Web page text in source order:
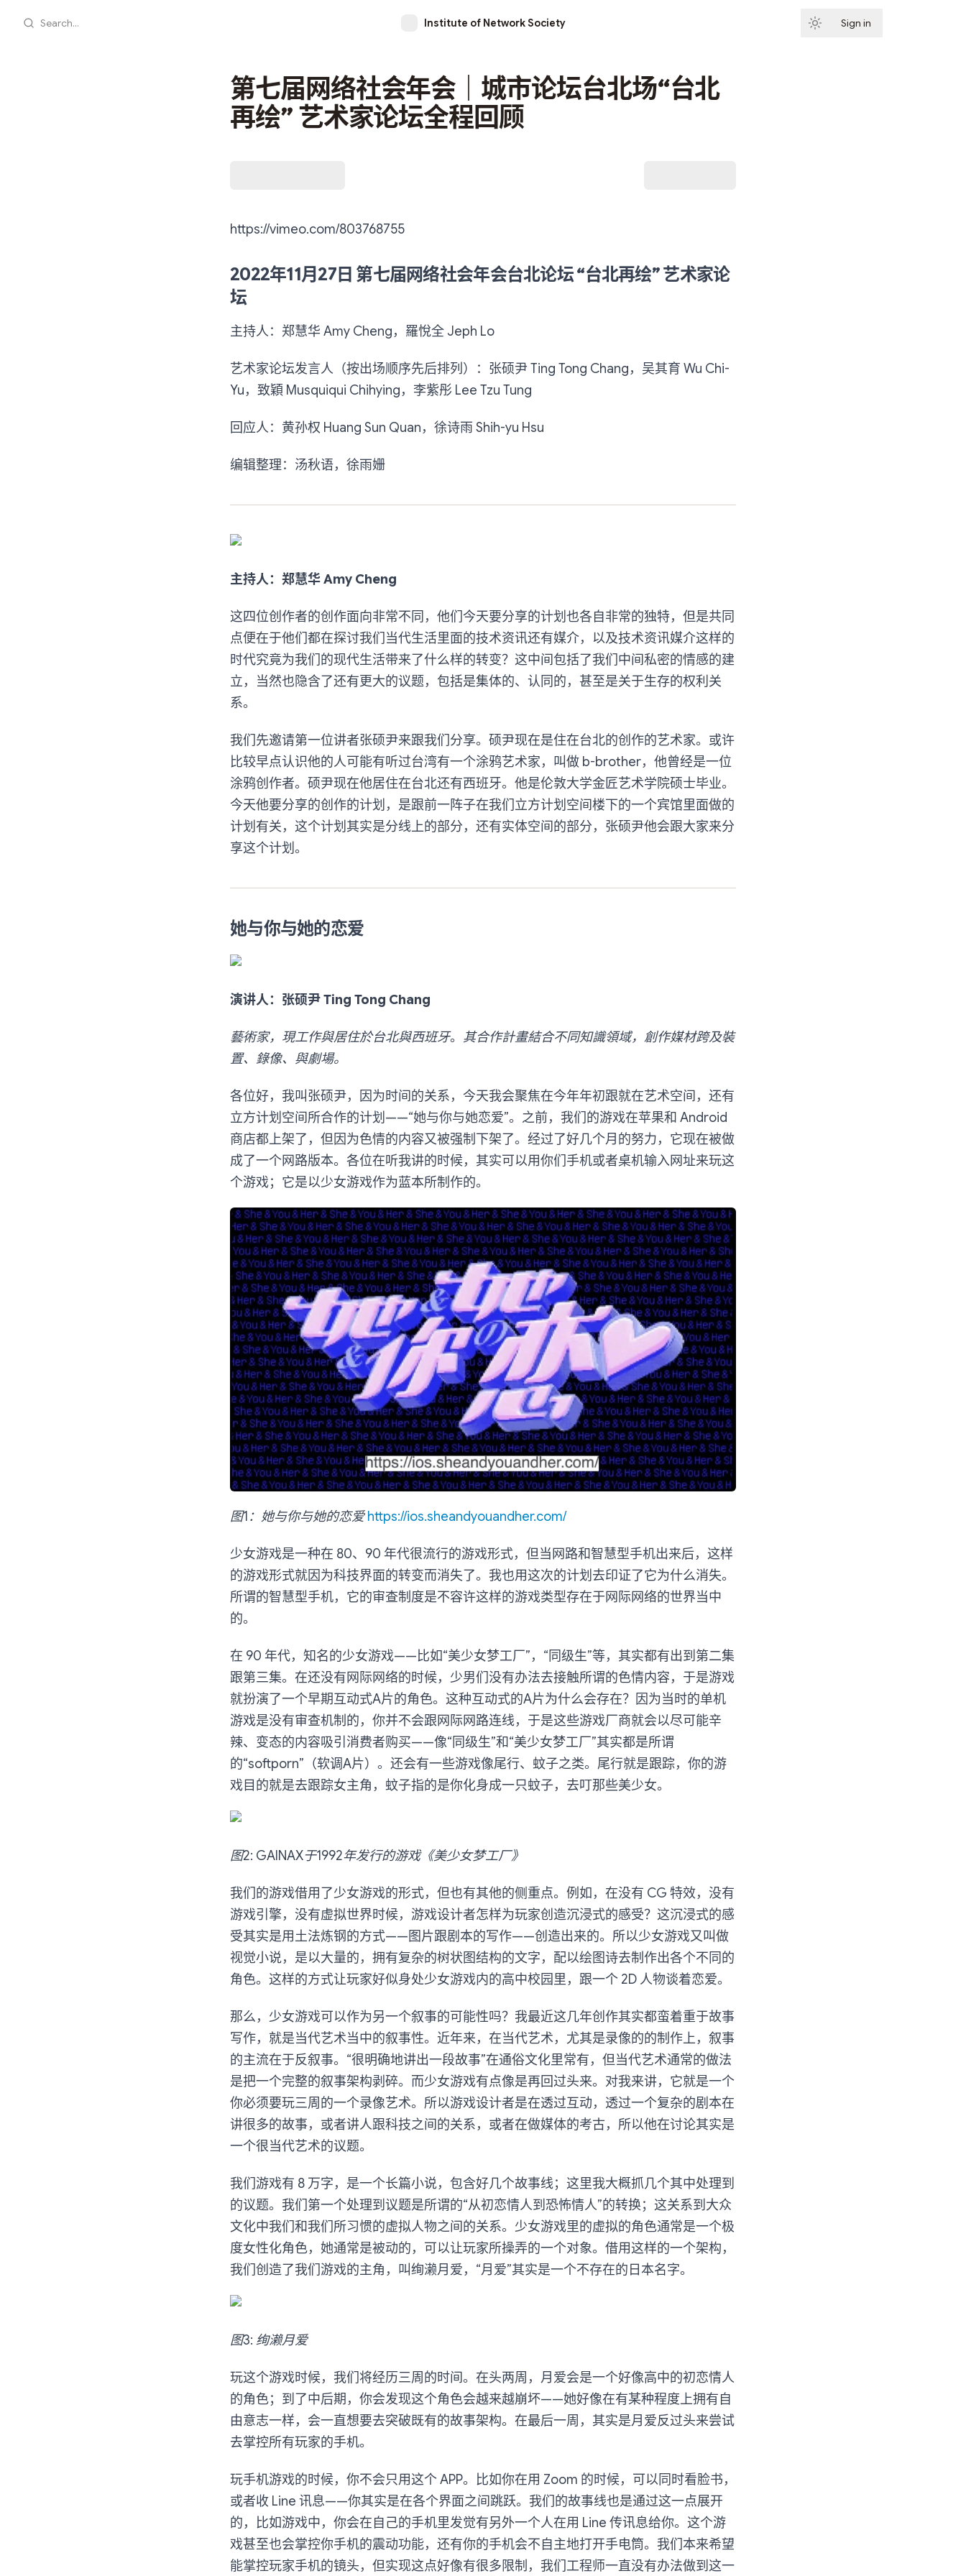
Search... Institute of Network Society Sign in
第七届网络社会年会｜城市论坛台北场“台北
再绘” 艺术家论坛全程回顾
https://vimeo.com/803768755
2022年11月27日 第七届网络社会年会台北论坛 “台北再绘” 艺术家论
坛
主持人：郑慧华 Amy Cheng，羅悅全 Jeph Lo
艺术家论坛发言人（按出场顺序先后排列）：张硕尹 Ting Tong Chang，吴其育 Wu Chi-
Yu，致穎 Musquiqui Chihying，李紫彤 Lee Tzu Tung
回应人：黄孙权 Huang Sun Quan，徐诗雨 Shih-yu Hsu
编辑整理：汤秋语，徐雨姗
主持人：郑慧华 Amy Cheng
这四位创作者的创作面向非常不同，他们今天要分享的计划也各自非常的独特，但是共同
点便在于他们都在探讨我们当代生活里面的技术资讯还有媒介，以及技术资讯媒介这样的
时代究竟为我们的现代生活带来了什么样的转变？这中间包括了我们中间私密的情感的建
立，当然也隐含了还有更大的议题，包括是集体的、认同的，甚至是关于生存的权利关
系。
我们先邀请第一位讲者张硕尹来跟我们分享。硕尹现在是住在台北的创作的艺术家。或许
比较早点认识他的人可能有听过台湾有一个涂鸦艺术家，叫做 b-brother，他曾经是一位
涂鸦创作者。硕尹现在他居住在台北还有西班牙。他是伦敦大学金匠艺术学院硕士毕业。
今天他要分享的创作的计划，是跟前一阵子在我们立方计划空间楼下的一个宾馆里面做的
计划有关，这个计划其实是分线上的部分，还有实体空间的部分，张硕尹他会跟大家来分
享这个计划。
她与你与她的恋爱
演讲人：张硕尹 Ting Tong Chang
藝術家，現工作與居住於台北與西班牙。 其合作計畫結合不同知識領域，創作媒材跨及裝
置、錄像、與劇場。
各位好，我叫张硕尹，因为时间的关系，今天我会聚焦在今年年初跟就在艺术空间，还有
立方计划空间所合作的计划——“她与你与她恋爱”。之前，我们的游戏在苹果和 Android
商店都上架了，但因为色情的内容又被强制下架了。经过了好几个月的努力，它现在被做
成了一个网路版本。各位在听我讲的时候，其实可以用你们手机或者桌机输入网址来玩这
个游戏；它是以少女游戏作为蓝本所制作的。
图1：她与你与她的恋爱 https://ios.sheandyouandher.com/
少女游戏是一种在 80、90 年代很流行的游戏形式，但当网路和智慧型手机出来后，这样
的游戏形式就因为科技界面的转变而消失了。我也用这次的计划去印证了它为什么消失。
所谓的智慧型手机，它的审查制度是不容许这样的游戏类型存在于网际网络的世界当中
的。
在 90 年代，知名的少女游戏——比如“美少女梦工厂”，“同级生”等，其实都有出到第二集
跟第三集。在还没有网际网络的时候，少男们没有办法去接触所谓的色情内容，于是游戏
就扮演了一个早期互动式A片的角色。这种互动式的A片为什么会存在？因为当时的单机
游戏是没有审查机制的，你并不会跟网际网路连线，于是这些游戏厂商就会以尽可能辛
辣、变态的内容吸引消费者购买——像“同级生”和“美少女梦工厂”其实都是所谓
的“softporn”（软调A片）。还会有一些游戏像尾行、蚊子之类。尾行就是跟踪，你的游
戏目的就是去跟踪女主角，蚊子指的是你化身成一只蚊子，去叮那些美少女。
图2: GAINAX于1992年发行的游戏《美少女梦工厂》
我们的游戏借用了少女游戏的形式，但也有其他的侧重点。例如，在没有 CG 特效，没有
游戏引擎，没有虚拟世界时候，游戏设计者怎样为玩家创造沉浸式的感受？这沉浸式的感
受其实是用土法炼钢的方式——图片跟剧本的写作——创造出来的。所以少女游戏又叫做
视觉小说，是以大量的，拥有复杂的树状图结构的文字，配以绘图诗去制作出各个不同的
角色。这样的方式让玩家好似身处少女游戏内的高中校园里，跟一个 2D 人物谈着恋爱。
那么，少女游戏可以作为另一个叙事的可能性吗？我最近这几年创作其实都蛮着重于故事
写作，就是当代艺术当中的叙事性。近年来，在当代艺术，尤其是录像的的制作上，叙事
的主流在于反叙事。“很明确地讲出一段故事”在通俗文化里常有，但当代艺术通常的做法
是把一个完整的叙事架构剥碎。而少女游戏有点像是再回过头来。对我来讲，它就是一个
你必须要玩三周的一个录像艺术。所以游戏设计者是在透过互动，透过一个复杂的剧本在
讲很多的故事，或者讲人跟科技之间的关系，或者在做媒体的考古，所以他在讨论其实是
一个很当代艺术的议题。
我们游戏有 8 万字，是一个长篇小说，包含好几个故事线；这里我大概抓几个其中处理到
的议题。我们第一个处理到议题是所谓的“从初恋情人到恐怖情人”的转换；这关系到大众
文化中我们和我们所习惯的虚拟人物之间的关系。少女游戏里的虚拟的角色通常是一个极
度女性化角色，她通常是被动的，可以让玩家所操弄的一个对象。借用这样的一个架构，
我们创造了我们游戏的主角，叫绚濑月爱，“月爱”其实是一个不存在的日本名字。
图3: 绚濑月爱
玩这个游戏时候，我们将经历三周的时间。在头两周，月爱会是一个好像高中的初恋情人
的角色；到了中后期，你会发现这个角色会越来越崩坏——她好像在有某种程度上拥有自
由意志一样，会一直想要去突破既有的故事架构。在最后一周，其实是月爱反过头来尝试
去掌控所有玩家的手机。
玩手机游戏的时候，你不会只用这个 APP。比如你在用 Zoom 的时候，可以同时看脸书，
或者收 Line 讯息——你其实是在各个界面之间跳跃。我们的故事线也是通过这一点展开
的，比如游戏中，你会在自己的手机里发觉有另外一个人在用 Line 传讯息给你。这个游
戏甚至也会掌控你手机的震动功能，还有你的手机会不自主地打开手电筒。我们本来希望
能掌控玩家手机的镜头，但实现这点好像有很多限制，我们工程师一直没有办法做到这一